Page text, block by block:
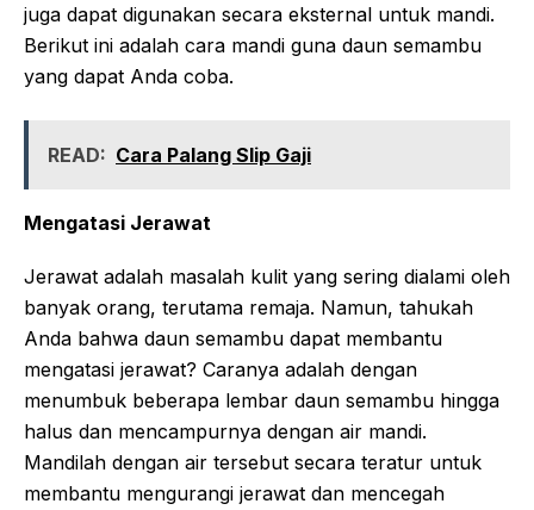
juga dapat digunakan secara eksternal untuk mandi.
Berikut ini adalah cara mandi guna daun semambu
yang dapat Anda coba.
READ: Cara Palang Slip Gaji
Mengatasi Jerawat
Jerawat adalah masalah kulit yang sering dialami oleh
banyak orang, terutama remaja. Namun, tahukah
Anda bahwa daun semambu dapat membantu
mengatasi jerawat? Caranya adalah dengan
menumbuk beberapa lembar daun semambu hingga
halus dan mencampurnya dengan air mandi.
Mandilah dengan air tersebut secara teratur untuk
membantu mengurangi jerawat dan mencegah